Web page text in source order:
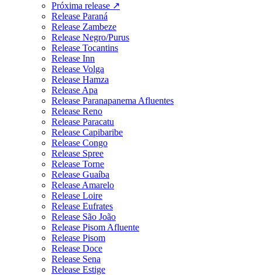
Próxima release ↗
Release Paraná
Release Zambeze
Release Negro/Purus
Release Tocantins
Release Inn
Release Volga
Release Hamza
Release Apa
Release Paranapanema Afluentes
Release Reno
Release Paracatu
Release Capibaribe
Release Congo
Release Spree
Release Torne
Release Guaíba
Release Amarelo
Release Loire
Release Eufrates
Release São João
Release Pisom Afluente
Release Pisom
Release Doce
Release Sena
Release Estige